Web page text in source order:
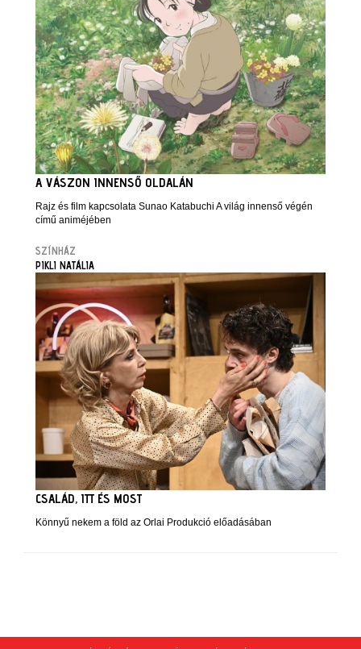
A VÁSZON INNENSŐ OLDALÁN
Rajz és film kapcsolata Sunao Katabuchi A világ innenső végén
című animéjében
SZÍNHÁZ
PIKLI NATÁLIA
CSALÁD, ITT ÉS MOST
Könnyű nekem a föld az Orlai Produkció előadásában